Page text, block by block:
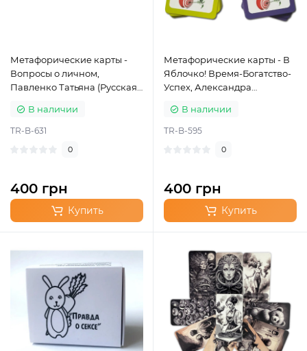
Метафорические карты -
Вопросы о личном,
Павленко Татьяна (Русская
В наличии
TR-B-631
0
400 грн
Купить
Метафорические карты - В
Яблочко! Время-Богатство-
Успех, Александра
версия)
В наличии
TR-B-595
0
400 грн
Купить